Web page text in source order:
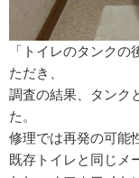
「トイレのタンク
ただき、
調査の結果、タンク
た。
修理では再発の可能
既存トイレと同じメ